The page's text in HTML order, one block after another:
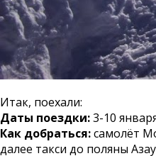
Итак, поехали:
Даты поездки:3-10
Как добраться:самолёт
далее такси до поляны